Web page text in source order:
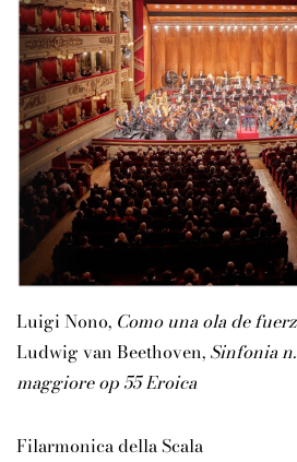
Luigi Nono, Como una ola de
Ludwig van Beethoven, Sinfonia
maggiore op 55 Eroica
Filarmonica della Scala